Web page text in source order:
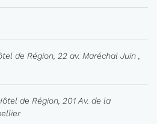
de Région, 22 av. Maréchal Juin ,
de Région, 201 Av. de la